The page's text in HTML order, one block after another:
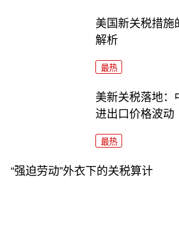
美国新关税措施
解析
最热
美新关税落地：
进出口价格波动
最热
“强迫劳动”外衣下的关税算计